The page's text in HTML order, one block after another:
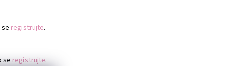
registrujte.
seregistrujte.